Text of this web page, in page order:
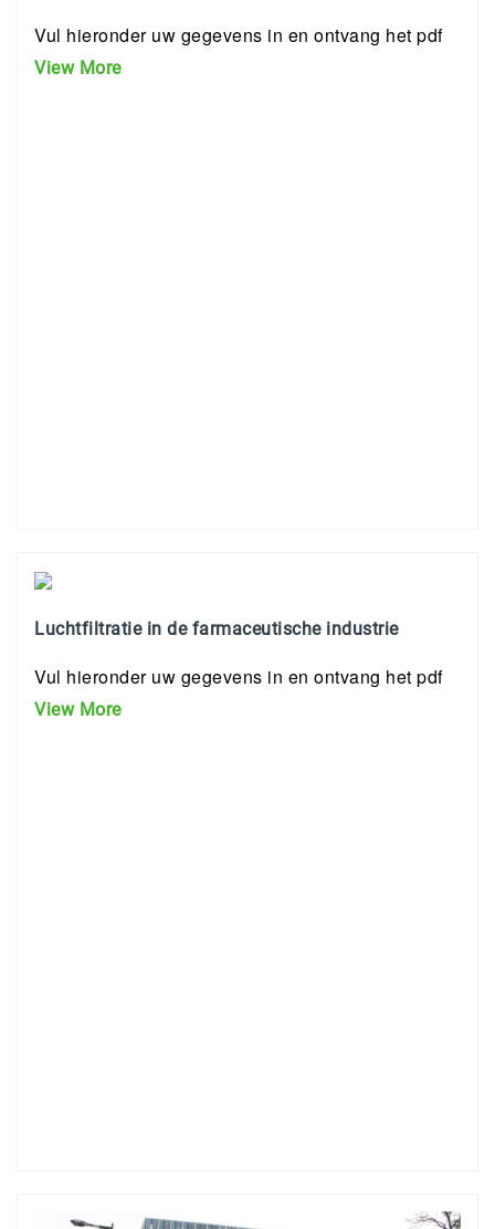
Vul hieronder uw gegevens in en ontvang het pdf
View More
Luchtfiltratie in de farmaceutische industrie
Vul hieronder uw gegevens in en ontvang het pdf
View More